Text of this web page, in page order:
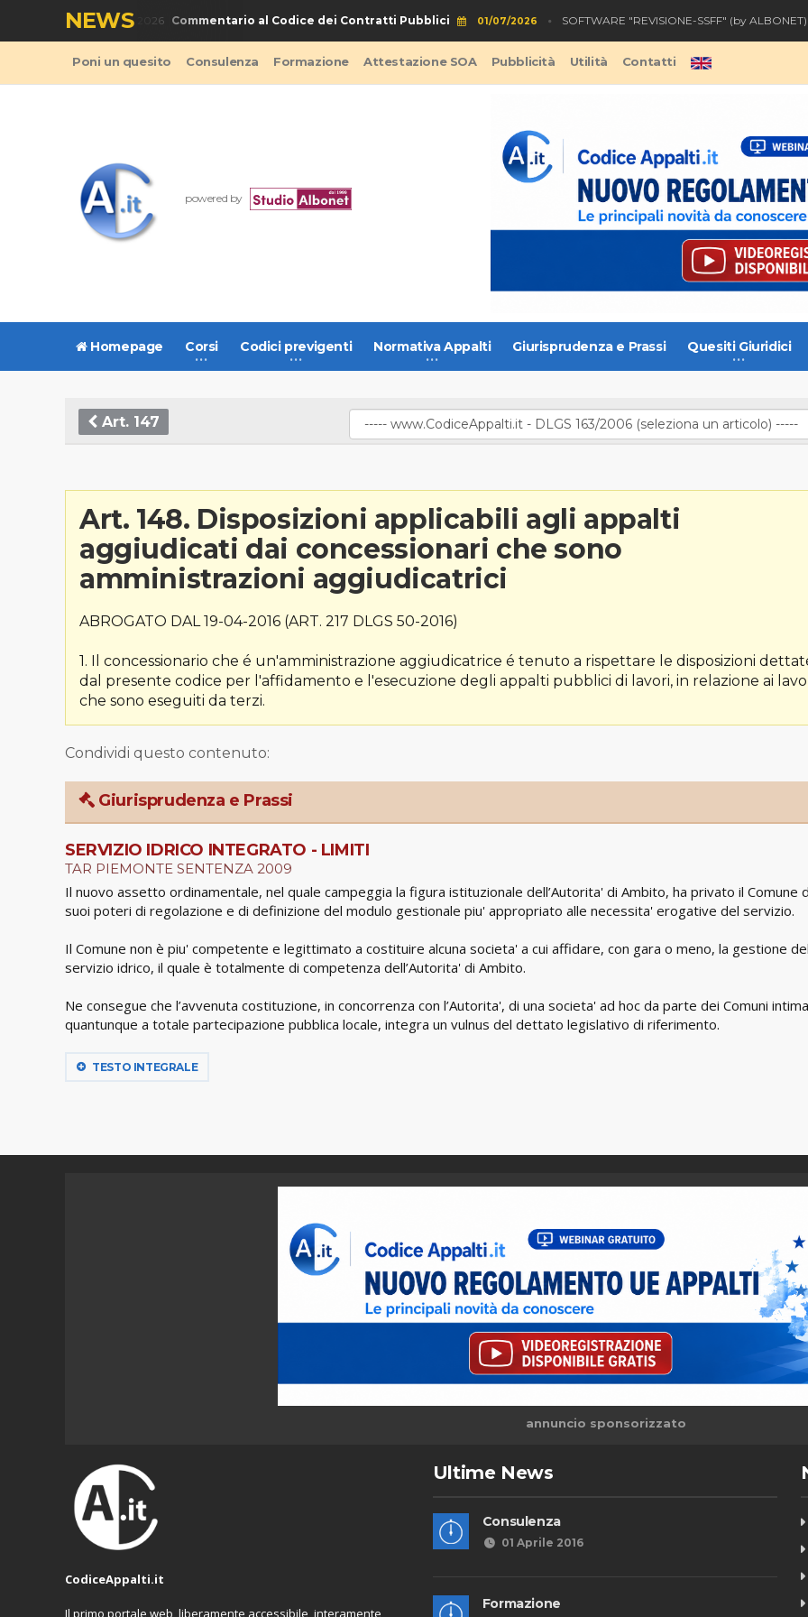
NEWS
LIBRO - Codice Appalti 2026 Commentario al Codice dei Contratti Pubblici 01/07/2026 SOFTWARE "REVISIONE-SSFF" (by ALBONET)
Poni un quesito Consulenza Formazione Attestazione SOA Pubblicità Utilità Contatti
powered by
Homepage Corsi Codici previgenti Normativa Appalti Giurisprudenza e Prassi Quesiti Giuridici
Art. 147
Art. 148. Disposizioni applicabili agli appalti
aggiudicati dai concessionari che sono
amministrazioni aggiudicatrici
ABROGATO DAL 19-04-2016 (ART. 217 DLGS 50-2016)
1. Il concessionario che é un'amministrazione aggiudicatrice é tenuto a rispettare le disposizioni
dal presente codice per l'affidamento e l'esecuzione degli appalti pubblici di lavori, in relazione ai
che sono eseguiti da terzi.
Condividi questo contenuto:
Giurisprudenza e Prassi
SERVIZIO IDRICO INTEGRATO - LIMITI
TAR PIEMONTE SENTENZA 2009
Il nuovo assetto ordinamentale, nel quale campeggia la figura istituzionale dell’Autorita' di Ambito, ha privato il Comune
suoi poteri di regolazione e di definizione del modulo gestionale piu' appropriato alle necessita' erogative del servizio.
Il Comune non è piu' competente e legittimato a costituire alcuna societa' a cui affidare, con gara o meno, la gestione del
servizio idrico, il quale è totalmente di competenza dell’Autorita' di Ambito.
Ne consegue che l’avvenuta costituzione, in concorrenza con l’Autorita', di una societa' ad hoc da parte dei Comuni
quantunque a totale partecipazione pubblica locale, integra un vulnus del dettato legislativo di riferimento.
TESTO INTEGRALE
annuncio sponsorizzato
CodiceAppalti.it
Il primo portale web, liberamente accessibile, interamente
Ultime News
Consulenza
01 Aprile 2016
Formazione